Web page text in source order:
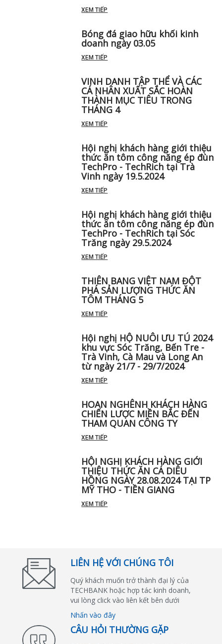
XEM TIẾP
Bóng đá giao hữu khối kinh
doanh ngày 03.05
XEM TIẾP
VINH DANH TẬP THỂ VÀ CÁC
CÁ NHÂN XUẤT SẮC HOÀN
THÀNH MỤC TIÊU TRONG
THÁNG 4
XEM TIẾP
Hội nghị khách hàng giới thiệu
thức ăn tôm công năng ép đùn
TechPro - TechRich tại Trà
Vinh ngày 19.5.2024
XEM TIẾP
Hội nghị khách hàng giới thiệu
thức ăn tôm công năng ép đùn
TechPro - TechRich tại Sóc
Trăng ngày 29.5.2024
XEM TIẾP
THIÊN BANG VIỆT NAM ĐỘT
PHÁ SẢN LƯỢNG THỨC ĂN
TÔM THÁNG 5 ️
XEM TIẾP
Hội nghị HỘ NUÔI ƯU TÚ 2024
khu vực Sóc Trăng, Bến Tre -
Trà Vinh, Cà Mau và Long An
từ ngày 21/7 - 29/7/2024
XEM TIẾP
HOAN NGHÊNH KHÁCH HÀNG
CHIẾN LƯỢC MIỀN BẮC ĐẾN
THAM QUAN CÔNG TY
XEM TIẾP
HỘI NGHỊ KHÁCH HÀNG GIỚI
THIỆU THỨC ĂN CÁ DIÊU
HỒNG NGÀY 28.08.2024 TẠI TP
MỸ THO - TIỀN GIANG
XEM TIẾP
LIÊN HỆ VỚI CHÚNG TÔI
Quý khách muốn trở thành đại lý của
TECHBANK hoặc hợp tác kinh doanh,
vui lòng click vào liên kết bên dưới
Nhấn vào đây
CÂU HỎI THƯỜNG GẶP